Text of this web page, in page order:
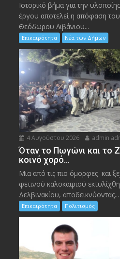
Ιστορικό βήμα για την
έργου αποτελεί η απόφαση
Θεόδωρου Λιβάνιου...
Επικαιρότητα Νέα των Δήμων
4 Αυγούστου 2026 admin
Όταν το Πωγώνι και το
κοινό χορό…
Μια από τις πιο όμορφες και
φετινού καλοκαιριού
Δελβινακίου, αποδεικνύοντας...
Επικαιρότητα Πολιτισμός